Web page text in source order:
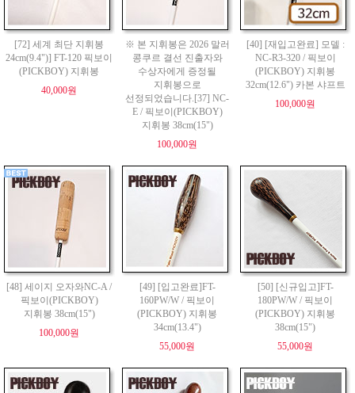
[72] 세계 최단 지휘봉
24cm(9.4")] FT-120 픽보이
(PICKBOY) 지휘봉
40,000원
※ 본 지휘봉은 2026 말러
콩쿠르 결선 진출자와
수상자에게 증정될
지휘봉으로
선정되었습니다.[37] NC-
E / 픽보이(PICKBOY)
지휘봉 38cm(15")
100,000원
[40] [재입고완료] 모델 :
NC-R3-320 / 픽보이
(PICKBOY) 지휘봉
32cm(12.6") 카본 샤프트
100,000원
[48] 세이지 오자와NC-A /
픽보이(PICKBOY)
지휘봉 38cm(15")
100,000원
[49] [입고완료]FT-
160PW/W / 픽보이
(PICKBOY) 지휘봉
34cm(13.4")
55,000원
[50] [신규입고]FT-
180PW/W / 픽보이
(PICKBOY) 지휘봉
38cm(15")
55,000원